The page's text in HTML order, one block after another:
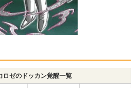
ロゼのドッカン覚醒一覧